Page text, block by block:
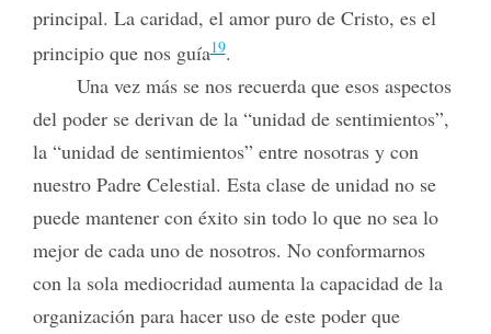
principal. La caridad, el amor puro de Cristo, es el
principio que nos guía19.
Una vez más se nos recuerda que esos aspectos
del poder se derivan de la “unidad de sentimientos”,
la “unidad de sentimientos” entre nosotras y con
nuestro Padre Celestial. Esta clase de unidad no se
puede mantener con éxito sin todo lo que no sea lo
mejor de cada uno de nosotros. No conformarnos
con la sola mediocridad aumenta la capacidad de la
organización para hacer uso de este poder que